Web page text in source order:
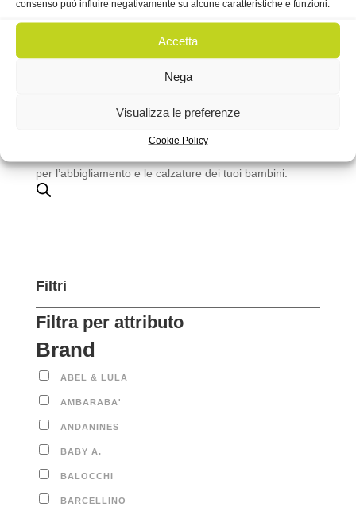
consenso può influire negativamente su alcune caratteristiche e funzioni.
Accetta
Nega
Visualizza le preferenze
Cookie Policy
alla fase esplorativa dell’infanzia e oltre.
La nostra missione è quella di rendere il tuo shopping il
più facile e piacevole possibile. Il nostro team è qui per
prodotti alla consegna a casa tua. Siamo grati per la tua
questo viaggio mentre i tuoi piccoli crescono e si
avventurano nel mondo.
per l’abbigliamento e le calzature dei tuoi bambini.
Filtri
Filtra per attributo
Brand
ABEL & LULA
AMBARABA'
ANDANINES
BABY A.
BALOCCHI
BARCELLINO